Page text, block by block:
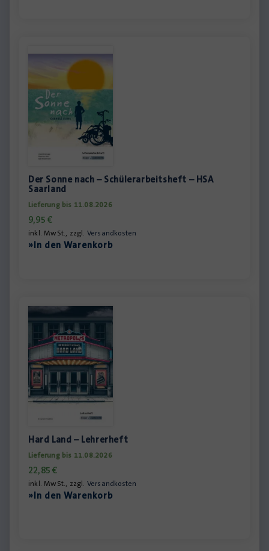
Der Sonne nach – Schülerarbeitsheft – HSA
Saarland
Lieferung bis 11.08.2026
9,95 €
inkl. MwSt., zzgl. Versandkosten
»In den Warenkorb
Hard Land – Lehrerheft
Lieferung bis 11.08.2026
22,85€
inkl. MwSt., zzgl. Versandkosten
»In den Warenkorb